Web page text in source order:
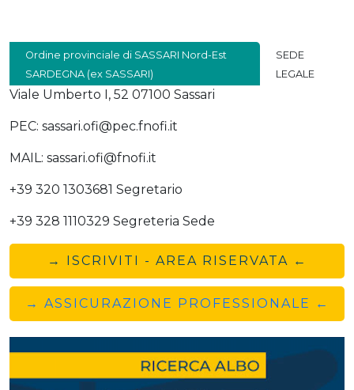
Ordine provinciale di SASSARI Nord-Est
SARDEGNA (ex SASSARI)
SEDE
LEGALE
Viale Umberto I, 52 07100 Sassari
PEC: sassari.ofi@pec.fnofi.it
MAIL: sassari.ofi@fnofi.it
+39 320 1303681 Segretario
+39 328 1110329 Segreteria Sede
→ ISCRIVITI - AREA RISERVATA ←
→ ASSICURAZIONE PROFESSIONALE ←